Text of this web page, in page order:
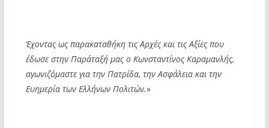
Έχοντας ως παρακαταθήκη τις Αρχές και τις Αξίες που
έδωσε στην Παράταξή μας ο Κωνσταντίνος Καραμανλής,
αγωνιζόμαστε για την Πατρίδα, την Ασφάλεια και την
Ευημερία των Ελλήνων Πολιτών.»